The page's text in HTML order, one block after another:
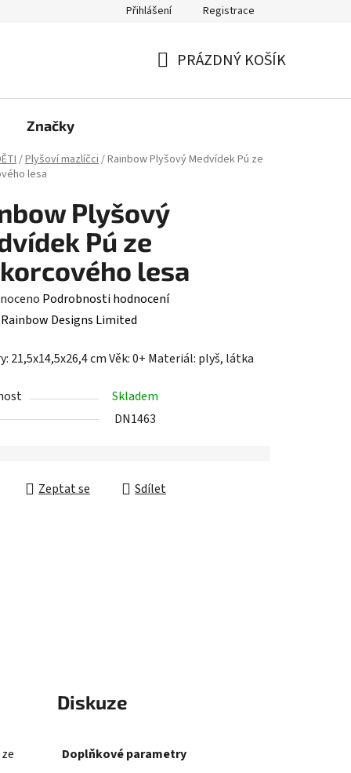
Přihlášení Registrace
PRÁZDNÝ KOŠÍK
Značky
/Plyšoví mazlíčci/Rainbow Plyšový Medvídek Pú ze
lesa
Plyšový
Pú ze
lesa
Podrobnosti hodnocení
Rainbow Designs Limited
21,5x14,5x26,4 cm Věk: 0+ Materiál: plyš, látka
Skladem
DN1463
Zeptat se Sdílet
Diskuze
Doplňkové parametry